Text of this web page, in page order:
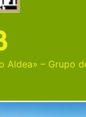
Aldea» – Grupo